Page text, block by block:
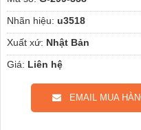
Nhãn hiệu: u3518
Xuất xứ: Nhật Bản
Giá: Liên hệ
EMAIL MUA